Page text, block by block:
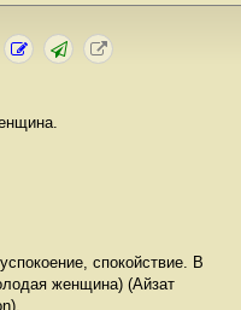
спокойствие. В
женщина) (Айзат